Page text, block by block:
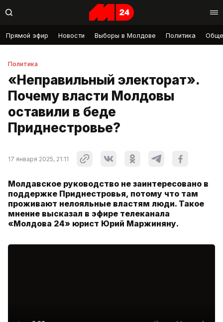
Прямой эфир Новости Выборы в Молдове Политика
Политика
«Неправильный электорат».
Почему власти Молдовы
оставили в беде
Приднестровье?
17 января 2025, 21:11
Молдавское руководство не заинтересовано в
поддержке Приднестровья, потому что там
проживают нелояльные властям люди. Такое
мнение высказал в эфире телеканала
«Молдова 24» юрист Юрий Маржиняну.